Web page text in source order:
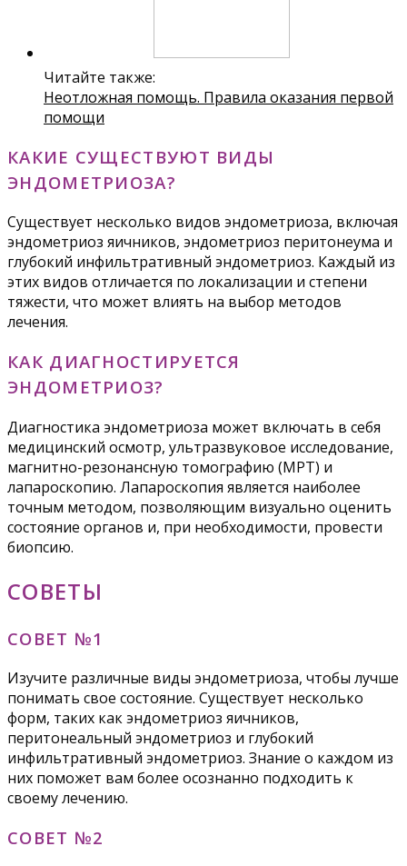
Читайте также:
Неотложная помощь. Правила оказания первой
помощи
КАКИЕ СУЩЕСТВУЮТ ВИДЫ
ЭНДОМЕТРИОЗА?
Существует несколько видов эндометриоза, включая
эндометриоз яичников, эндометриоз перитонеума и
глубокий инфильтративный эндометриоз. Каждый из
этих видов отличается по локализации и степени
тяжести, что может влиять на выбор методов
лечения.
КАК ДИАГНОСТИРУЕТСЯ
ЭНДОМЕТРИОЗ?
Диагностика эндометриоза может включать в себя
медицинский осмотр, ультразвуковое исследование,
магнитно-резонансную томографию (МРТ) и
лапароскопию. Лапароскопия является наиболее
точным методом, позволяющим визуально оценить
состояние органов и, при необходимости, провести
биопсию.
СОВЕТЫ
СОВЕТ №1
Изучите различные виды эндометриоза, чтобы лучше
понимать свое состояние. Существует несколько
форм, таких как эндометриоз яичников,
перитонеальный эндометриоз и глубокий
инфильтративный эндометриоз. Знание о каждом из
них поможет вам более осознанно подходить к
своему лечению.
СОВЕТ №2